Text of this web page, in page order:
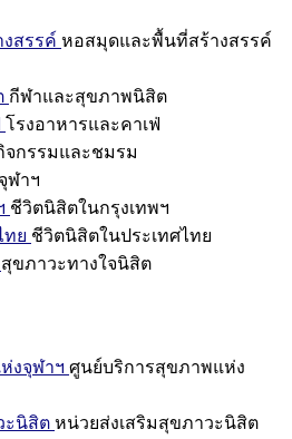
สรรค์ หอสมุดและพื้นที่สร้างสรรค์
กีฬาและสุขภาพนิสิต
โรงอาหารและคาเฟ่
จกรรมและชมรม
ฬาฯ
ชีวิตนิสิตในกรุงเทพฯ
ทย ชีวิตนิสิตในประเทศไทย
สุขภาวะทางใจนิสิต
งจุฬาฯ ศูนย์บริการสุขภาพแห่ง
ะนิสิต หน่วยส่งเสริมสุขภาวะนิสิต